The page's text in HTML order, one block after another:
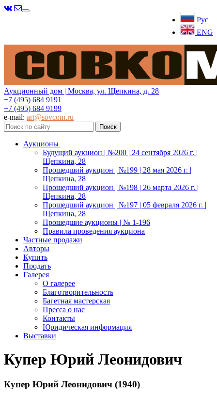
Рус
ENG
Меню
Аукционный дом | Москва, ул. Щепкина, д. 28
+7 (495) 684 9191
+7 (495) 684 9199
e-mail: art@sovcom.ru
Аукционы
Будущий аукцион | №200 | 24 сентября 2026 г. |
Щепкина, 28
Прошедший аукцион | №199 | 28 мая 2026 г. |
Щепкина, 28
Прошедший аукцион | №198 | 26 марта 2026 г. |
Щепкина, 28
Прошедший аукцион | №197 | 05 февраля 2026 г. |
Щепкина, 28
Прошедшие аукционы | № 1-196
Правила проведения аукциона
Частные продажи
Авторы
Купить
Продать
Галерея
О галерее
Благотворительность
Багетная мастерская
Пресса о нас
Контакты
Юридическая информация
Выставки
Купер Юрий Леонидович
Купер Юрий Леонидович (1940)